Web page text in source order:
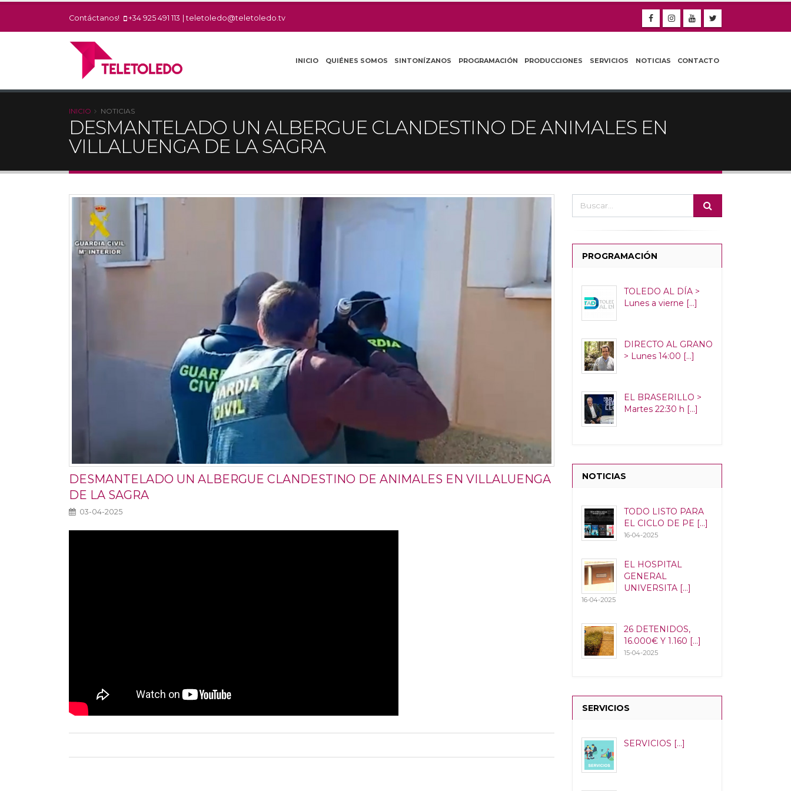
Contáctanos! +34 925 491 113 |teletoledo@teletoledo.tv
INICIO QUIÉNES SOMOS SINTONÍZANOS PROGRAMACIÓN PRODUCCIONES SERVICIOS NOTICIAS CONTACTO
INICIO NOTICIAS
DESMANTELADO UN ALBERGUE CLANDESTINO DE ANIMALES EN
VILLALUENGA DE LA SAGRA
DESMANTELADO UN ALBERGUE CLANDESTINO DE ANIMALES EN VILLALUENGA
DE LA SAGRA
03-04-2025
PROGRAMACIÓN
TOLEDO AL DÍA >
Lunes a vierne [...]
DIRECTO AL GRANO
> Lunes 14:00 [...]
EL BRASERILLO >
Martes 22:30 h [...]
NOTICIAS
TODO LISTO PARA
EL CICLO DE PE [...]
16-04-2025
EL HOSPITAL
GENERAL
UNIVERSITA [...]
16-04-2025
26 DETENIDOS,
16.000€ Y 1.160 [...]
15-04-2025
SERVICIOS
SERVICIOS [...]